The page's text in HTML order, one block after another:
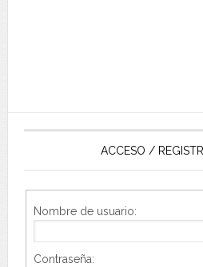
ACCESO /
Nombre de usuario:
Contraseña: